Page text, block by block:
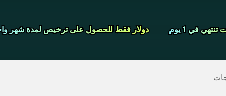
دولار فقط للحصول على ترخيص لمدة شهر
دولار فقط للحصول على ترخيص لمدة شهر في 1 يوم
في 1 يوم